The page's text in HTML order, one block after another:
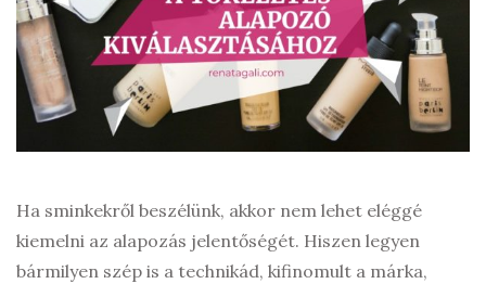
Ha sminkekről beszélünk, akkor nem lehet eléggé
kiemelni az alapozás jelentőségét. Hiszen legyen
bármilyen szép is a technikád, kifinomult a márka,